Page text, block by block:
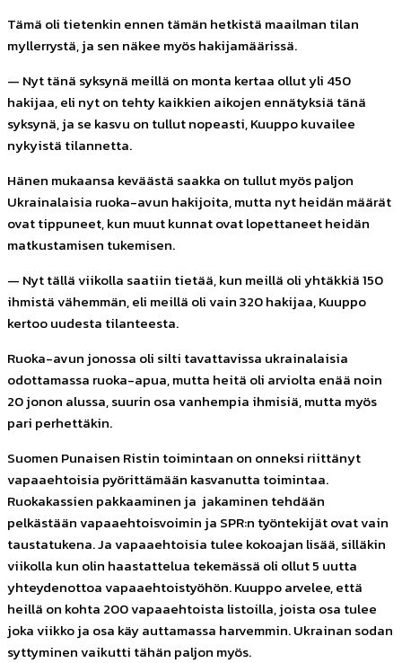
Tämä oli tietenkin ennen tämän hetkistä maailman tilan
myllerrystä, ja sen näkee myös hakijamäärissä.
— Nyt tänä syksynä meillä on monta kertaa ollut yli 450
hakijaa, eli nyt on tehty kaikkien aikojen ennätyksiä tänä
syksynä, ja se kasvu on tullut nopeasti, Kuuppo kuvailee
nykyistä tilannetta.
Hänen mukaansa keväästä saakka on tullut myös paljon
Ukrainalaisia ruoka-avun hakijoita, mutta nyt heidän määrät
ovat tippuneet, kun muut kunnat ovat lopettaneet heidän
matkustamisen tukemisen.
— Nyt tällä viikolla saatiin tietää, kun meillä oli yhtäkkiä 150
ihmistä vähemmän, eli meillä oli vain 320 hakijaa, Kuuppo
kertoo uudesta tilanteesta.
Ruoka-avun jonossa oli silti tavattavissa ukrainalaisia
odottamassa ruoka-apua, mutta heitä oli arviolta enää noin
20 jonon alussa, suurin osa vanhempia ihmisiä, mutta myös
pari perhettäkin.
Suomen Punaisen Ristin toimintaan on onneksi riittänyt
vapaaehtoisia pyörittämään kasvanutta toimintaa.
Ruokakassien pakkaaminen ja jakaminen tehdään
pelkästään vapaaehtoisvoimin ja SPR:n työntekijät ovat vain
taustatukena. Ja vapaaehtoisia tulee kokoajan lisää, silläkin
viikolla kun olin haastattelua tekemässä oli ollut 5 uutta
yhteydenottoa vapaaehtoistyöhön. Kuuppo arvelee, että
heillä on kohta 200 vapaaehtoista listoilla, joista osa tulee
joka viikko ja osa käy auttamassa harvemmin. Ukrainan sodan
syttyminen vaikutti tähän paljon myös.